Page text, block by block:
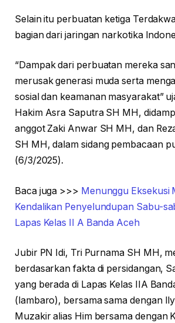
Selain itu perbuatan ketiga
bagian dari jaringan narkotika
“Dampak dari perbuatan mereka
merusak generasi muda serta
sosial dan keamanan masyarakat”
Hakim Asra Saputra SH MH,
anggot Zaki Anwar SH MH, dan
SH MH, dalam sidang pembacaan
(6/3/2025).
Baca juga >>> Menunggu Eksekusi
Kendalikan Penyelundupan Sabu-
Lapas Kelas II A Banda Aceh
Jubir PN Idi, Tri Purnama SH MH,
berdasarkan fakta di persidangan,
yang berada di Lapas Kelas IIA
(lambaro), bersama sama dengan
Muzakir alias Him bersama dengan